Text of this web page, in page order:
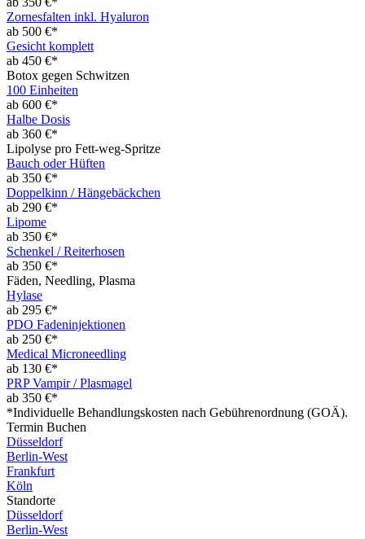
Zornesfalten inkl. Hyaluron
ab 500 €*
Gesicht komplett
ab 450 €*
Botox gegen Schwitzen
100 Einheiten
ab 600 €*
Halbe Dosis
ab 360 €*
Lipolyse pro Fett-weg-Spritze
Bauch oder Hüften
ab 350 €*
Doppelkinn / Hängebäckchen
ab 290 €*
Lipome
ab 350 €*
Schenkel / Reiterhosen
ab 350 €*
Fäden, Needling, Plasma
Hylase
ab 295 €*
PDO Fadeninjektionen
ab 250 €*
Medical Microneedling
ab 130 €*
PRP Vampir / Plasmagel
ab 350 €*
*Individuelle Behandlungskosten nach Gebührenordnung (GOÄ).
Termin Buchen
Düsseldorf
Berlin-West
Frankfurt
Köln
Standorte
Düsseldorf
Berlin-West